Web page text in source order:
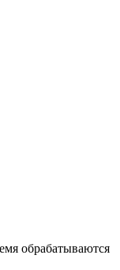
обрабатываются